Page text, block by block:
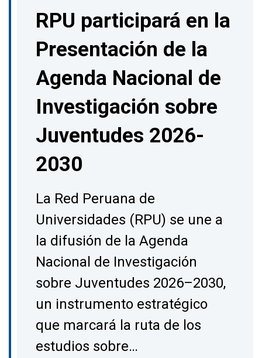
RPU participará en la
Presentación de la
Agenda Nacional de
Investigación sobre
Juventudes 2026-
2030
La Red Peruana de
Universidades (RPU) se une a
la difusión de la Agenda
Nacional de Investigación
sobre Juventudes 2026–2030,
un instrumento estratégico
que marcará la ruta de los
estudios sobre…